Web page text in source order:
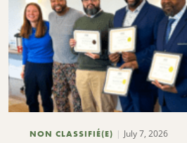
NON CLASSIFIÉ(E) July 7, 2026